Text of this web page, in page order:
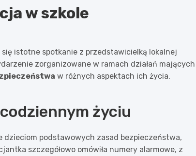
w szkole
istotne spotkanie z przedstawicielką lokalnej
zorganizowane w ramach działań mających
w różnych aspektach ich życia,
życiu
dzieciom podstawowych zasad bezpieczeństwa,
szczegółowo omówiła numery alarmowe, z